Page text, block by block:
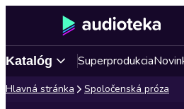
Katalóg Superprodukcia
Hlavná stránka Spoločenská próza